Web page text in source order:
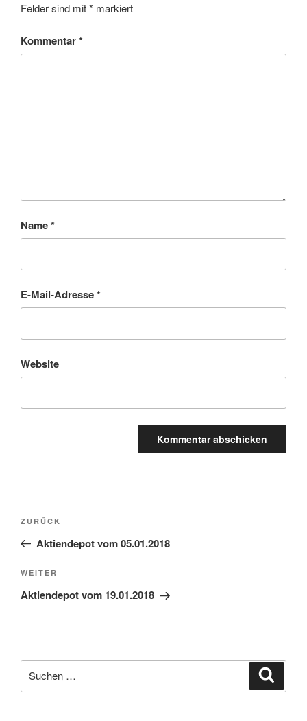
Felder sind mit* markiert
Kommentar*
Name*
E-Mail-Adresse*
Website
Beitragsnavigation
Vorheriger
Beitrag
ZURÜCK
Aktiendepot vom 05.01.2018
Nächster
Beitrag
WEITER
Aktiendepot vom 19.01.2018
nach: